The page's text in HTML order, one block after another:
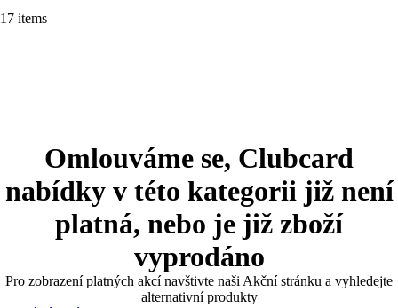
17 items
Omlouváme se, Clubcard
nabídky v této kategorii již není
platná, nebo je již zboží
vyprodáno
Pro zobrazení platných akcí navštivte naši Akční stránku a vyhledejte
alternativní produkty